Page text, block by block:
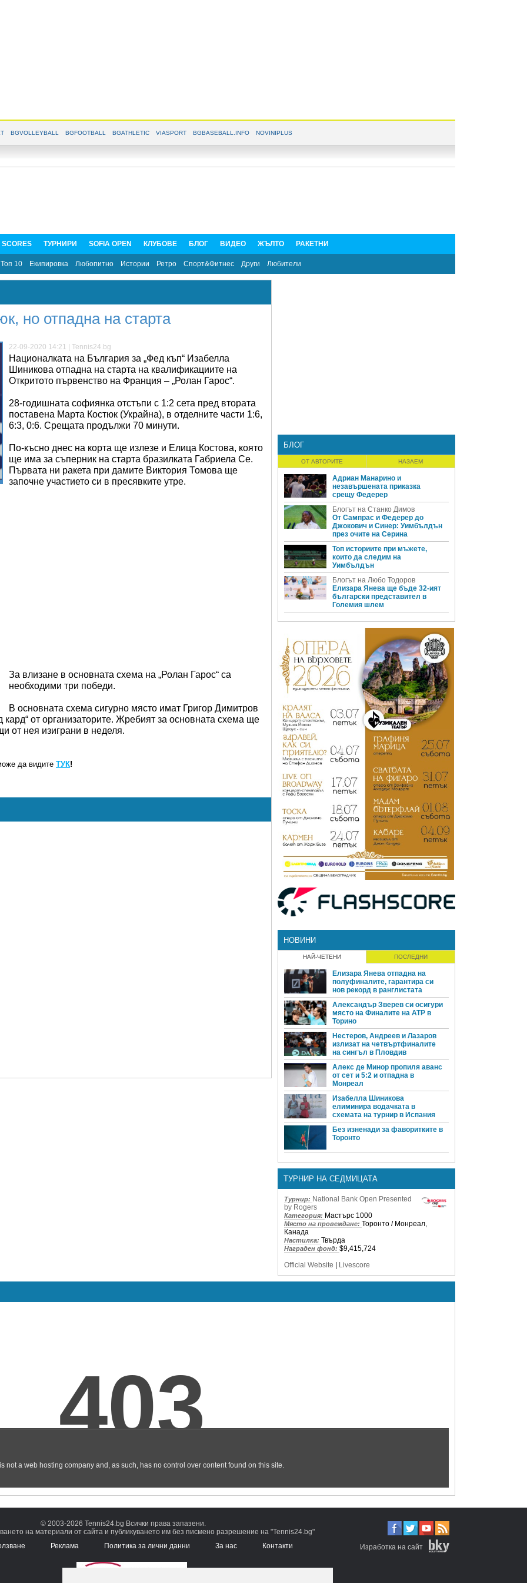
BGVOLLEYBALL BGFOOTBALL BGATHLETIC VIASPORT BGBASEBALL.INFO NOVINIPLUS
SCORES ТУРНИРИ SOFIA OPEN КЛУБОВЕ БЛОГ ВИДЕО ЖЪЛТО РАКЕТНИ
Топ 10 Екипировка Любопитно Истории Ретро Спорт&Фитнес Други Любители
но отпадна на старта
22-09-2020 14:21 | Tennis24.bg
Националката на България за „Фед къп“ Изабелла
Шиникова отпадна на старта на квалификациите на
Откритото първенство на Франция – „Ролан Гарос“.
28-годишната софиянка отстъпи с 1:2 сета пред втората
поставена Марта Костюк (Украйна), в отделните части 1:6,
6:3, 0:6. Срещата продължи 70 минути.
По-късно днес на корта ще излезе и Елица Костова, която
ще има за съперник на старта бразилката Габриела Се.
Първата ни ракета при дамите Виктория Томова ще
започне участието си в пресявките утре.
За влизане в основната схема на „Ролан Гарос“ са
необходими три победи.
В основната схема сигурно място имат Григор Димитров
от организаторите. Жребият за основната схема ще
от нея изиграни в неделя.
да видите ТУК!
БЛОГ
ОТ АВТОРИТЕ НАЗАЕМ
Адриан Манарино и
незавършената приказка
срещу Федерер
Блогът на Станко Димов
От Сампрас и Федерер до
Джокович и Синер: Уимбълдън
през очите на Серина
Топ историите при мъжете,
които да следим на
Уимбълдън
Блогът на Любо Тодоров
Елизара Янева ще бъде 32-ият
български представител в
Големия шлем
НОВИНИ
НАЙ-ЧЕТЕНИ ПОСЛЕДНИ
Елизара Янева отпадна на
полуфиналите, гарантира си
нов рекорд в ранглистата
Александър Зверев си осигури
място на Финалите на ATP в
Торино
Нестеров, Андреев и Лазаров
излизат на четвъртфиналите
на сингъл в Пловдив
Алекс де Минор пропиля аванс
от сет и 5:2 и отпадна в
Монреал
Изабелла Шиникова
елиминира водачката в
схемата на турнир в Испания
Без изненади за фаворитките в
Торонто
ТУРНИР НА СЕДМИЦАТА
Турнир: National Bank Open Presented
by Rogers
Категория: Мастърс 1000
Място на провеждане: Торонто / Монреал,
Канада
Настилка: Твърда
Награден фонд: $9,415,724
Official Website | Livescore
© 2003-2026 Tennis24.bg Всички права запазени.
на материали от сайта и публикуването им без писмено разрешение на "Tennis24.bg"
Реклама Политика за лични данни За нас Контакти Изработка на сайт